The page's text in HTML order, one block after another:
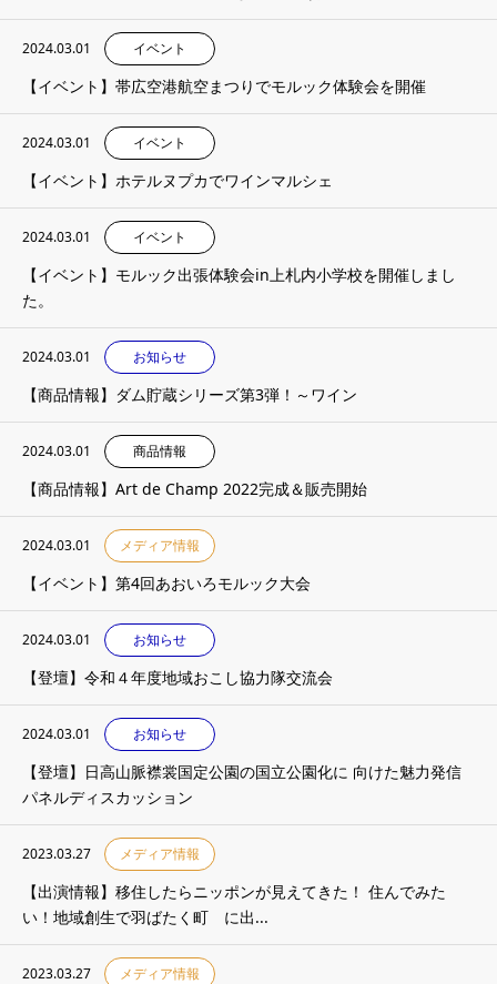
2024.03.01 イベント
【イベント】帯広空港航空まつりでモルック体験会を開催
2024.03.01 イベント
【イベント】ホテルヌプカでワインマルシェ
2024.03.01 イベント
【イベント】モルック出張体験会in上札内小学校を開催しまし
た。
2024.03.01 お知らせ
【商品情報】ダム貯蔵シリーズ第3弾！～ワイン
2024.03.01 商品情報
【商品情報】Art de Champ 2022完成＆販売開始
2024.03.01 メディア情報
【イベント】第4回あおいろモルック大会
2024.03.01 お知らせ
【登壇】令和４年度地域おこし協力隊交流会
2024.03.01 お知らせ
【登壇】日高山脈襟裳国定公園の国立公園化に 向けた魅力発信
パネルディスカッション
2023.03.27 メディア情報
【出演情報】移住したらニッポンが見えてきた！ 住んでみた
い！地域創生で羽ばたく町 に出...
2023.03.27 メディア情報